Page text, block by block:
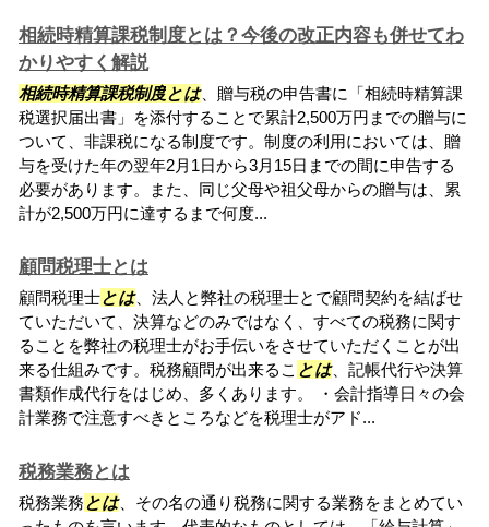
相続時精算課税制度とは？今後の改正内容も併せてわ
かりやすく解説
相続時精算課税制度とは、贈与税の申告書に「相続時精算課
税選択届出書」を添付することで累計2,500万円までの贈与に
ついて、非課税になる制度です。制度の利用においては、贈
与を受けた年の翌年2月1日から3月15日までの間に申告する
必要があります。また、同じ父母や祖父母からの贈与は、累
計が2,500万円に達するまで何度...
顧問税理士とは
顧問税理士とは、法人と弊社の税理士とで顧問契約を結ばせ
ていただいて、決算などのみではなく、すべての税務に関す
ることを弊社の税理士がお手伝いをさせていただくことが出
来る仕組みです。税務顧問が出来るこ とは、記帳代行や決算
書類作成代行をはじめ、多くあります。 ・会計指導日々の会
計業務で注意すべきところなどを税理士がアド...
税務業務とは
税務業務 とは、その名の通り税務に関する業務をまとめてい